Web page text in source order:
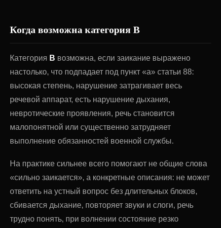
Когда возможна категория В
Категория В возможна, если заикание выражено
настолько, что подпадает под пункт «а» статьи 88:
высокая степень, нарушение затрагивает весь
речевой аппарат, есть нарушение дыхания,
невротические проявления, речь становится
малопонятной или существенно затрудняет
выполнение обязанностей военной службы.
На практике сильнее всего помогают не общие слова
«сильно заикается», а конкретные описания: не может
ответить на устный вопрос без длительных блоков,
сбивается дыхание, повторяет звуки и слоги, речь
трудно понять, при волнении состояние резко